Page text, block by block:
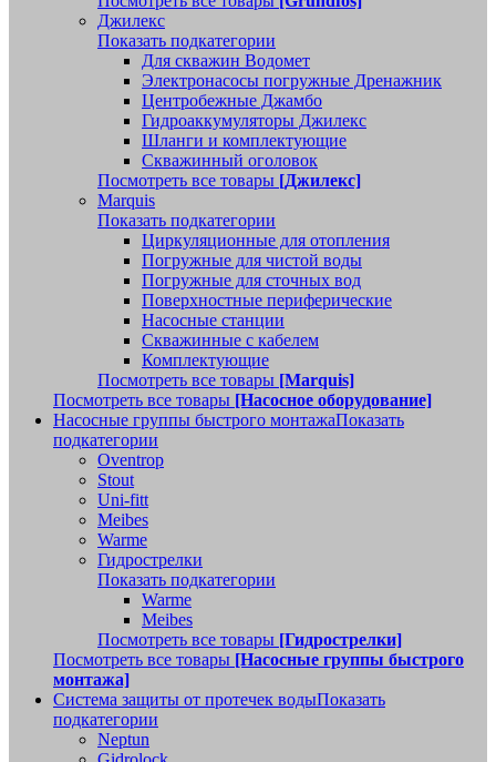
Джилекс
Показать подкатегории
Для скважин Водомет
Электронасосы погружные Дренажник
Центробежные Джамбо
Гидроаккумуляторы Джилекс
Шланги и комплектующие
Скважинный оголовок
Посмотреть все товары [Джилекс]
Marquis
Показать подкатегории
Циркуляционные для отопления
Погружные для чистой воды
Погружные для сточных вод
Поверхностные периферические
Насосные станции
Скважинные с кабелем
Комплектующие
Посмотреть все товары [Marquis]
Посмотреть все товары [Насосное оборудование]
Насосные группы быстрого монтажаПоказать
подкатегории
Oventrop
Stout
Uni-fitt
Meibes
Warme
Гидрострелки
Показать подкатегории
Warme
Meibes
Посмотреть все товары [Гидрострелки]
Посмотреть все товары [Насосные группы быстрого
монтажа]
Система защиты от протечек водыПоказать
подкатегории
Neptun